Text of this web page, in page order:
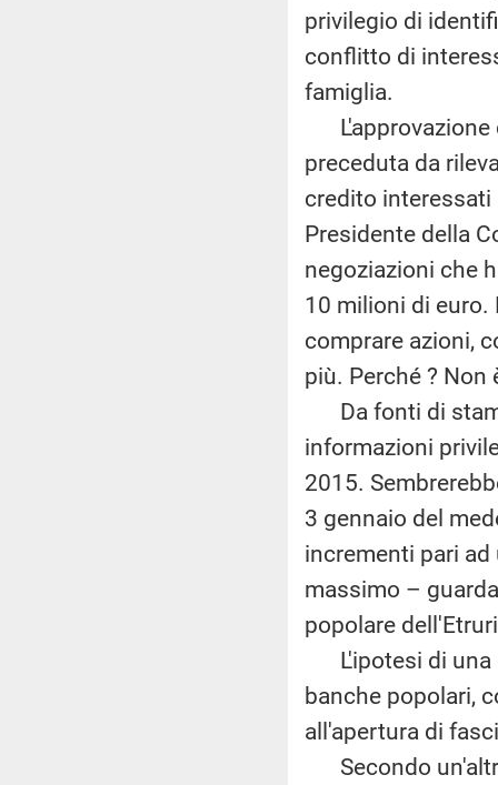
privilegio di
conflitto di
famiglia.
L'approvazione
preceduta da
credito
Presidente della
negoziazioni che
10 milioni di euro.
comprare azioni,
più. Perché ? Non
Da fonti di
informazioni
2015.
3 gennaio del
incrementi pari ad
massimo –
popolare
L'ipotesi di una
banche popolari,
all'apertura di
Secondo